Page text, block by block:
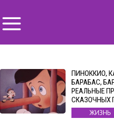
ПИНОККИО,
БАРАБАС,
РЕАЛЬНЫЕ
СКАЗОЧНЫХ
ЖИЗНЬ